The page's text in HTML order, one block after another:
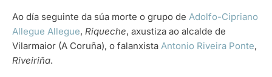
Ao día seguinte da súa morte o grupo de Adolfo-Cipriano
Allegue Allegue, Riqueche, axustiza ao alcalde de
Vilarmaior (A Coruña), o falanxista Antonio Riveira Ponte,
Riveiriña.